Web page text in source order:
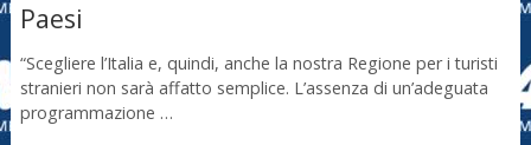
Paesi
“Scegliere l’Italia e, quindi, anche la nostra Regione per i turisti
stranieri non sarà affatto semplice. L’assenza di un’adeguata
programmazione …